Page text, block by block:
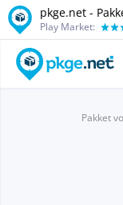
pkge.net -
Play Market:
Pakket